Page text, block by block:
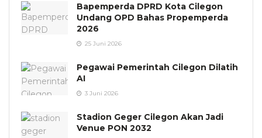
Bapemperda DPRD Kota Cilegon
Undang OPD Bahas Propemperda
2026
25 Juni 2026
Pegawai Pemerintah Cilegon Dilatih
AI
3 Juni 2026
Stadion Geger Cilegon Akan Jadi
Venue PON 2032